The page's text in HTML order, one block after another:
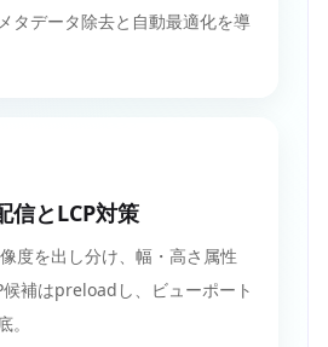
タデータ除去と自動最適化を導
信とLCP対策
度を出し分け、幅・高さ属性
候補はpreloadし、ビューポート